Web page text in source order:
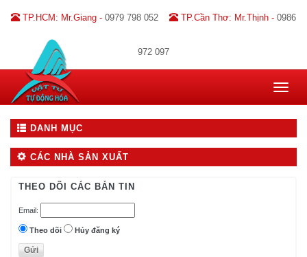
TP.HCM: Mr.Giang - 0979 798 052 TP.Cần Thơ: Mr.Thịnh - 0986
972 097
Toggle
DANH MỤC
CÁC NHÀ SẢN XUẤT
THEO DÕI CÁC BẢN TIN
Email:
Theo dõi Hủy đăng ký